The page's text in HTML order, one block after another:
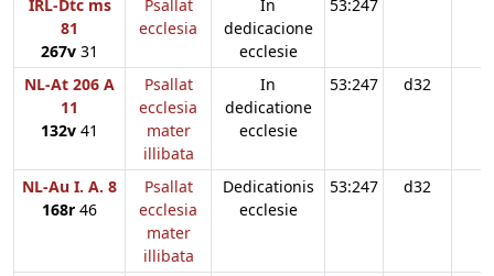
IRL-Dtc ms
81
267v 31
Psallat
ecclesia
In
dedicacione
ecclesie
53:247
NL-At 206 A
11
132v 41
Psallat
ecclesia
mater
illibata
In
dedicatione
ecclesie
53:247 d32
NL-Au I. A. 8
168r 46
Psallat
ecclesia
mater
illibata
Dedicationis
ecclesie
53:247 d32